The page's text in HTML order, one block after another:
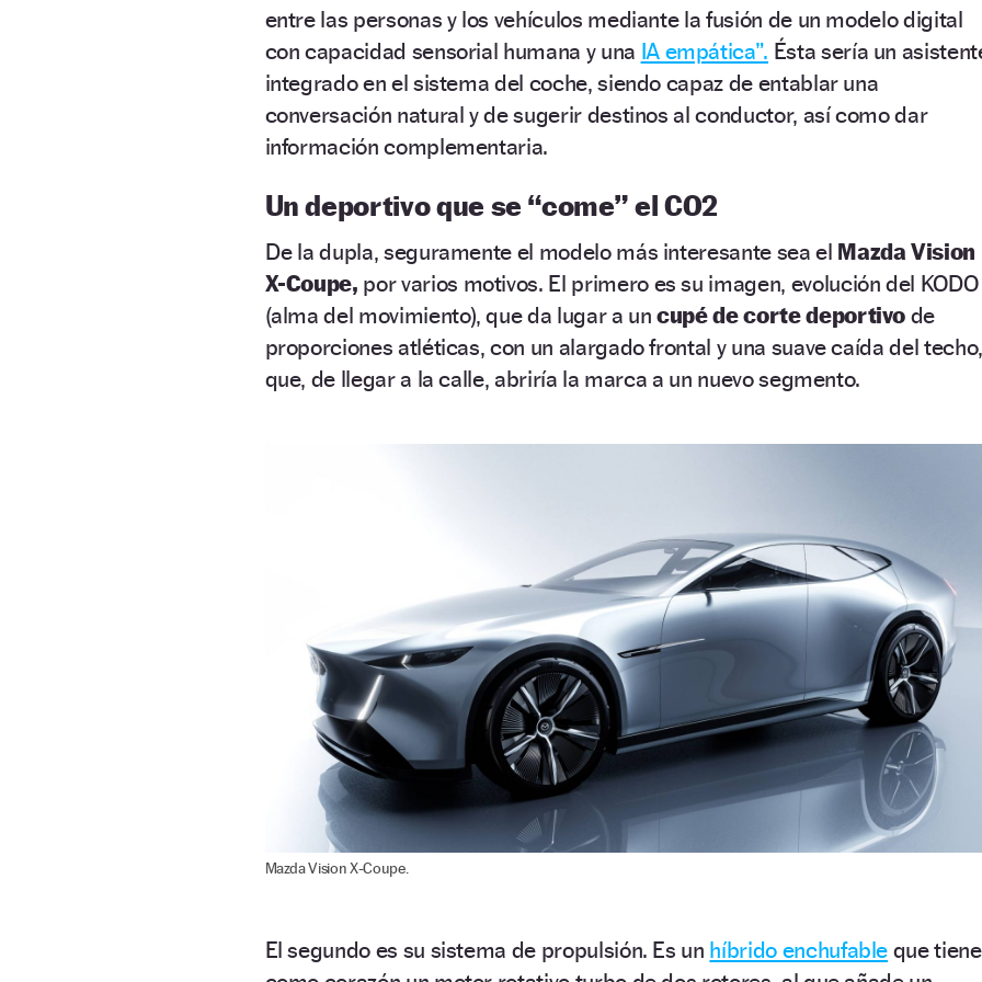
entre las personas y los vehículos mediante la fusión de un modelo digital
con capacidad sensorial humana y una IA empática”. Ésta sería un
integrado en el sistema del coche, siendo capaz de entablar una
conversación natural y de sugerir destinos al conductor, así como dar
información complementaria.
Un deportivo que se “come” el CO2
De la dupla, seguramente el modelo más interesante sea el Mazda Vision
X-Coupe, por varios motivos. El primero es su imagen, evolución del KODO
(alma del movimiento), que da lugar a uncupé de corte deportivo de
proporciones atléticas, con un alargado frontal y una suave caída del techo,
que, de llegar a la calle, abriría la marca a un nuevo segmento.
Mazda Vision X-Coupe.
El segundo es su sistema de propulsión. Es un híbrido enchufable que tiene